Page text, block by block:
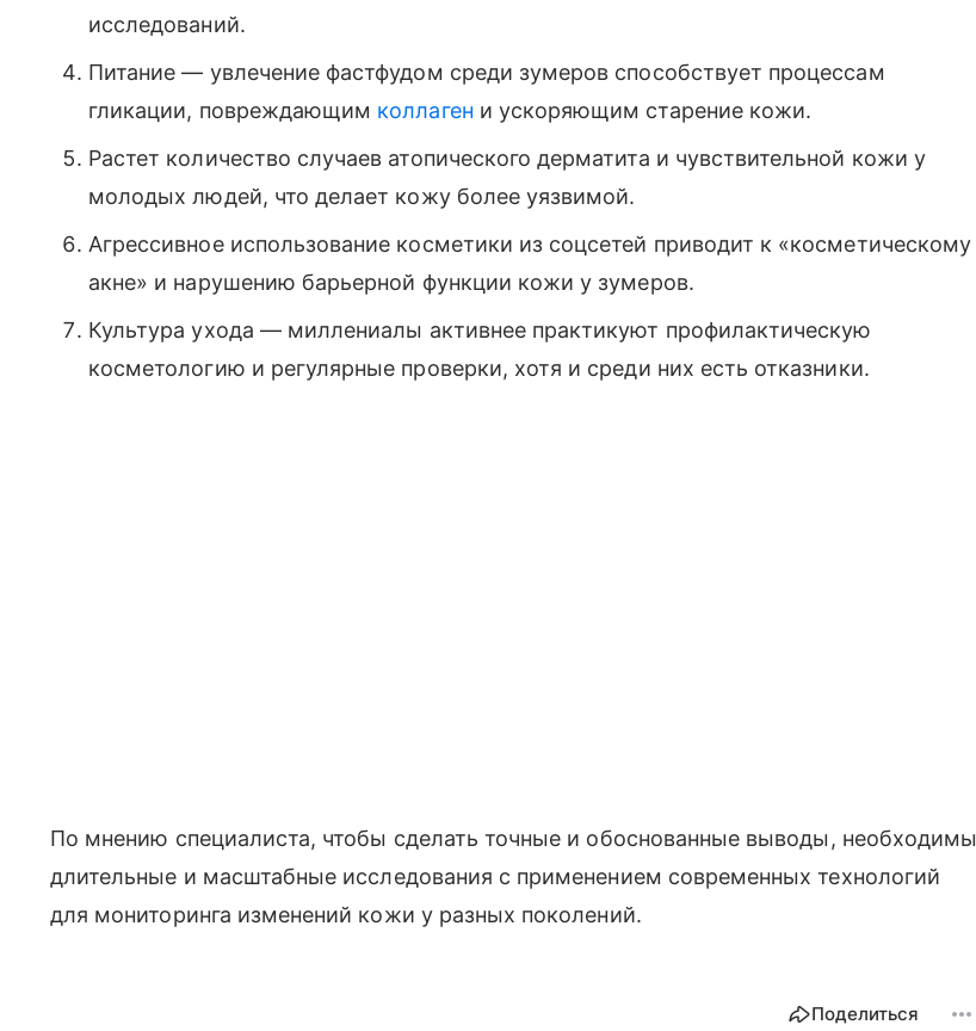
исследований.
Питание — увлечение фастфудом среди зумеров способствует процессам
гликации, повреждающим коллаген и ускоряющим старение кожи.
Растет количество случаев атопического дерматита и чувствительной кожи у
молодых людей, что делает кожу более уязвимой.
Агрессивное использование косметики из соцсетей приводит к «косметическому
акне» и нарушению барьерной функции кожи у зумеров.
Культура ухода — миллениалы активнее практикуют профилактическую
косметологию и регулярные проверки, хотя и среди них есть отказники.
По мнению специалиста, чтобы сделать точные и обоснованные выводы, необходимы
длительные и масштабные исследования с применением современных технологий
для мониторинга изменений кожи у разных поколений.
Поделиться